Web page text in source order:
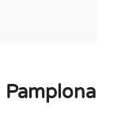
Pamplona